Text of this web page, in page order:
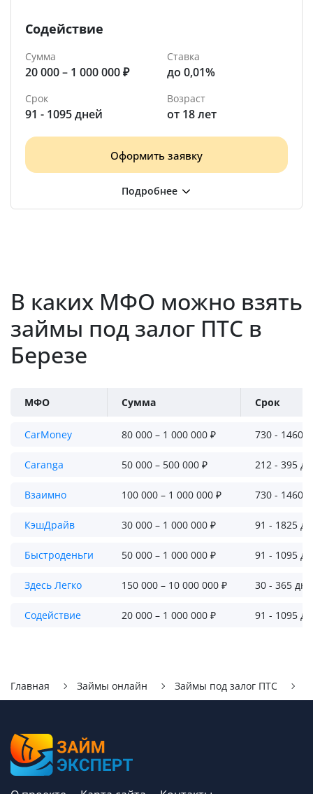
Содействие
Сумма
20 000 – 1 000 000 ₽
Ставка
до 0,01%
Срок
91 - 1095 дней
Возраст
от 18 лет
Оформить заявку
В каких МФО можно взять
займы под залог ПТС в
Березе
МФО Сумма Срок
CarMoney 80 000 – 1 000 000 ₽ 730 - 1460
Caranga 50 000 – 500 000 ₽ 212 - 395
Взаимно 100 000 – 1 000 000 ₽ 730 - 1460
КэшДрайв 30 000 – 1 000 000 ₽ 91 - 1825
Быстроденьги 50 000 – 1 000 000 ₽ 91 - 1095
Здесь Легко 150 000 – 10 000 000 ₽ 30 - 365
Содействие 20 000 – 1 000 000 ₽ 91 - 1095
Главная Займы онлайн Займы под залог ПТС